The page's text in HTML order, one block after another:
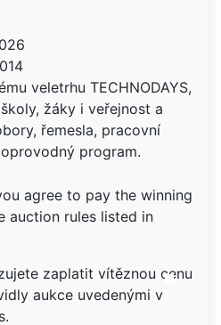
veletrhu TECHNODAYS,
žáky i veřejnost a
řemesla, pracovní
program.
agree to pay the winning
auction rules listed in
zaplatit vítěznou cenu
aukce uvedenými v